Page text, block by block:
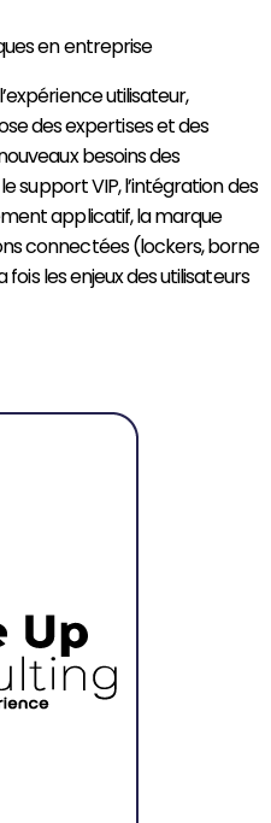
en entreprise
utilisateur,
des expertises et des
besoins des
support VIP, l’intégration des
applicatif, la marque
connectées (lockers, borne
les enjeux des utilisateurs